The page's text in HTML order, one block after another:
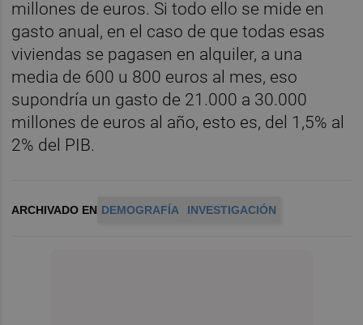
millones de euros. Si todo ello se mide en
gasto anual, en el caso de que todas esas
viviendas se pagasen en alquiler, a una
media de 600 u 800 euros al mes, eso
supondría un gasto de 21.000 a 30.000
millones de euros al año, esto es, del 1,5% al
2% del PIB.
ARCHIVADO EN DEMOGRAFÍA INVESTIGACIÓN